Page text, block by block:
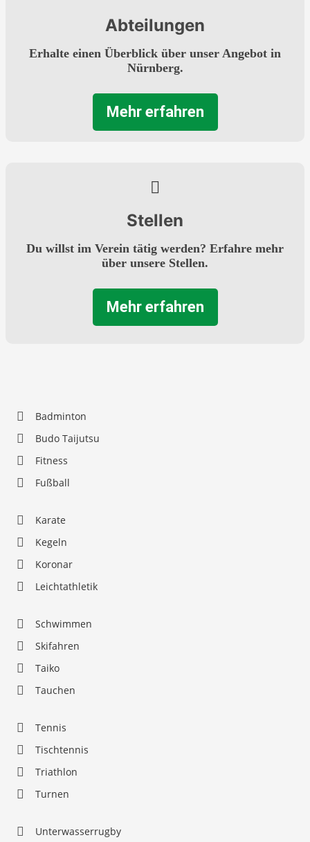
Abteilungen
Erhalte einen Überblick über unser Angebot in
Nürnberg.
Mehr erfahren
Stellen
Du willst im Verein tätig werden? Erfahre mehr
über unsere Stellen.
Mehr erfahren
Badminton
Budo Taijutsu
Fitness
Fußball
Karate
Kegeln
Koronar
Leichtathletik
Schwimmen
Skifahren
Taiko
Tauchen
Tennis
Tischtennis
Triathlon
Turnen
Unterwasserrugby